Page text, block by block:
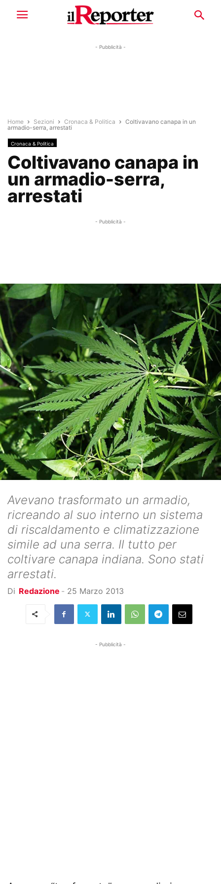
- Pubblicità -
Home Sezioni Cronaca & Politica
Coltivavano canapa in un
armadio-serra, arrestati
Cronaca & Politica
Coltivavano canapa in
un armadio-serra,
arrestati
- Pubblicità -
Avevano trasformato un armadio,
ricreando al suo interno un sistema
di riscaldamento e climatizzazione
simile ad una serra. Il tutto per
coltivare canapa indiana. Sono stati
arrestati.
Di Redazione - 25 Marzo 2013
- Pubblicità -